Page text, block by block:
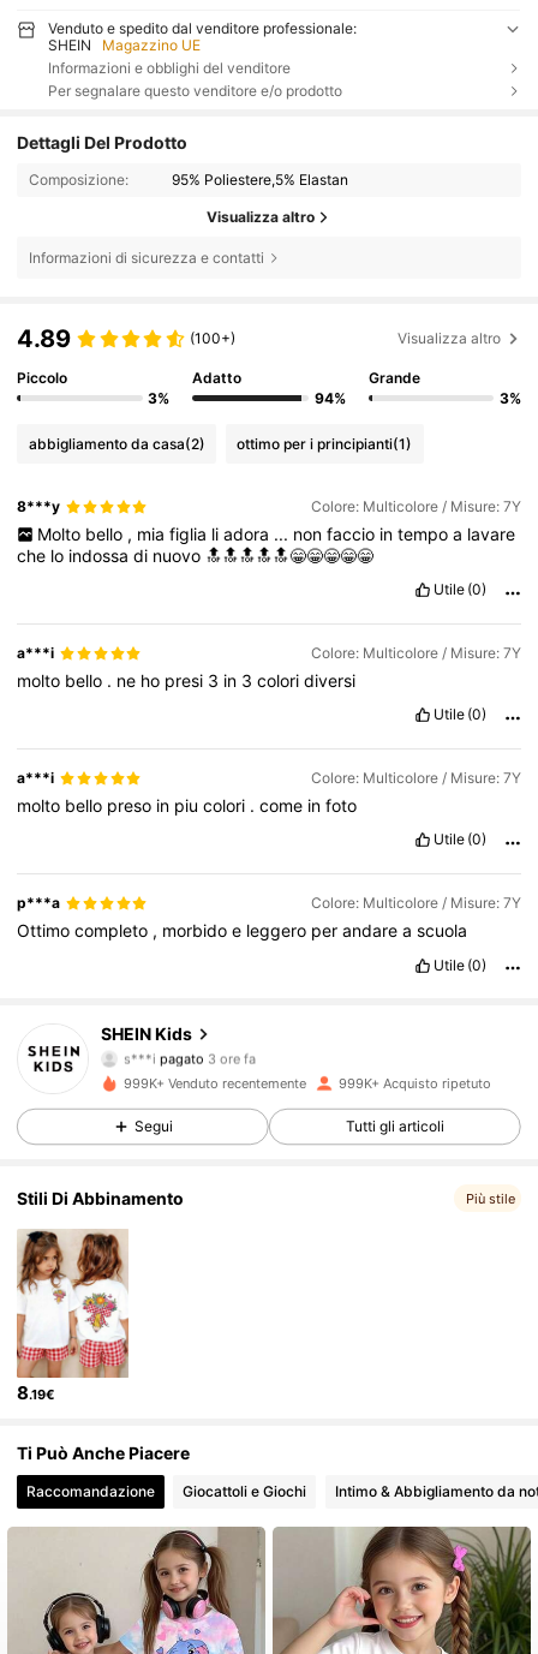
Venduto e spedito dal venditore professionale:
SHEIN
Magazzino UE
Informazioni e obblighi del venditore
Per segnalare questo venditore e/o prodotto
Dettagli Del Prodotto
Composizione: 95% Poliestere,5% Elastan
Visualizza altro
Informazioni di sicurezza e contatti
4.89 (100+) Visualizza altro
Piccolo
3%
Adatto
94%
Grande
3%
abbigliamento da casa(2) ottimo per i principianti(1)
8***y Colore: Multicolore / Misure: 7Y
Molto bello , mia figlia li adora ... non faccio in tempo a lavare
che lo indossadi nuovo 🔝🔝🔝🔝🔝😁😁😁😁😁
Utile (0)
a***i Colore: Multicolore / Misure: 7Y
molto bello . ne ho presi 3 in 3coloridiversi
Utile (0)
a***i Colore: Multicolore / Misure: 7Y
molto bello preso in piucolori .come infoto
Utile (0)
p***a Colore: Multicolore / Misure: 7Y
Ottimocompleto , morbidoe leggero perandareascuola
Utile (0)
SHEIN Kids
4.89
809K Follower
s***i pagato 3 ore fa
4.89 809K Follower
4.89 809K Follower
4.89
4.89
4.89 809K Follower
999K+ Venduto recentemente 999K+ Acquisto ripetuto
Segui Tutti gli articoli
Stili Di Abbinamento Più stile
8.19€
Ti Può Anche Piacere
Raccomandazione Giocattoli e Giochi Intimo & Abbigliamento da